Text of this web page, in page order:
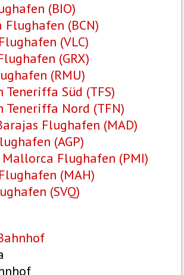
(BIO)
Flughafen (BCN)
(VLC)
(GRX)
(RMU)
Teneriffa Süd (TFS)
Teneriffa Nord (TFN)
Flughafen (MAD)
(AGP)
Flughafen (PMI)
(MAH)
(SVQ)